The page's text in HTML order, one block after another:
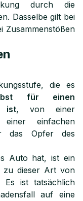
durch die
Dasselbe gilt bei
Zusammenstößen
die es
für einen
ist, von einer
einfachen
das Opfer des
Auto hat, ist ein
zu dieser Art von
Es ist tatsächlich
auf eine